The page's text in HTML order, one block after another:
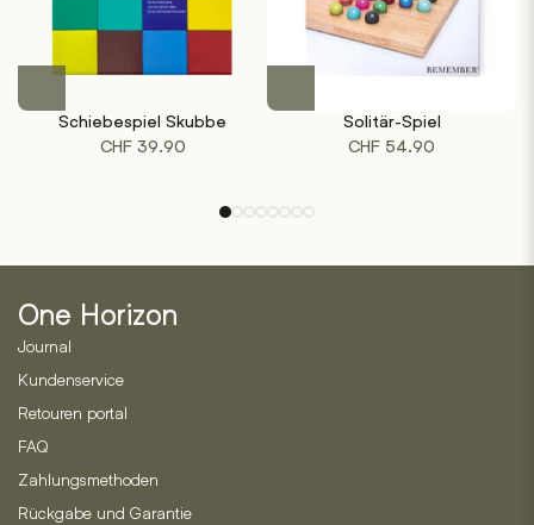
Schiebespiel Skubbe
CHF39.90
Solitär-Spiel
CHF 54.90
One Horizon
Journal
Kundenservice
Retouren portal
FAQ
Zahlungsmethoden
Rückgabe und Garantie